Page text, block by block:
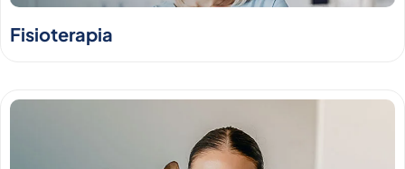
Fisioterapia